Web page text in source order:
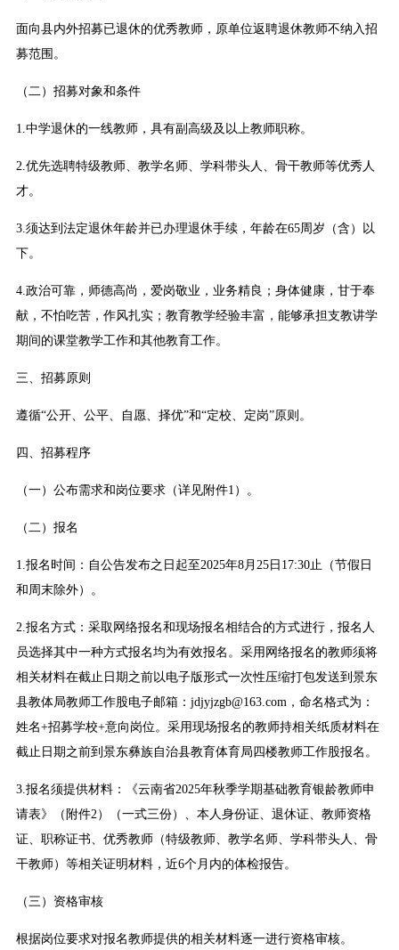
面向县内外招募已退休的优秀教师，原单位返聘退休教师不纳入招
募范围。
（二）招募对象和条件
1.中学退休的一线教师，具有副高级及以上教师职称。
2.优先选聘特级教师、教学名师、学科带头人、骨干教师等优秀人
才。
3.须达到法定退休年龄并已办理退休手续，年龄在65周岁（含）以
下。
4.政治可靠，师德高尚，爱岗敬业，业务精良；身体健康，甘于奉
献，不怕吃苦，作风扎实；教育教学经验丰富，能够承担支教讲学
期间的课堂教学工作和其他教育工作。
三、招募原则
遵循“公开、公平、自愿、择优”和“定校、定岗”原则。
四、招募程序
（一）公布需求和岗位要求（详见附件1）。
（二）报名
1.报名时间：自公告发布之日起至2025年8月25日17:30止（节假日
和周末除外）。
2.报名方式：采取网络报名和现场报名相结合的方式进行，报名人
员选择其中一种方式报名均为有效报名。采用网络报名的教师须将
相关材料在截止日期之前以电子版形式一次性压缩打包发送到景东
县教体局教师工作股电子邮箱：jdjyjzgb@163.com，命名格式为：
姓名+招募学校+意向岗位。采用现场报名的教师持相关纸质材料在
截止日期之前到景东彝族自治县教育体育局四楼教师工作股报名。
3.报名须提供材料：《云南省2025年秋季学期基础教育银龄教师申
请表》（附件2）（一式三份）、本人身份证、退休证、教师资格
证、职称证书、优秀教师（特级教师、教学名师、学科带头人、骨
干教师）等相关证明材料，近6个月内的体检报告。
（三）资格审核
根据岗位要求对报名教师提供的相关材料逐一进行资格审核。